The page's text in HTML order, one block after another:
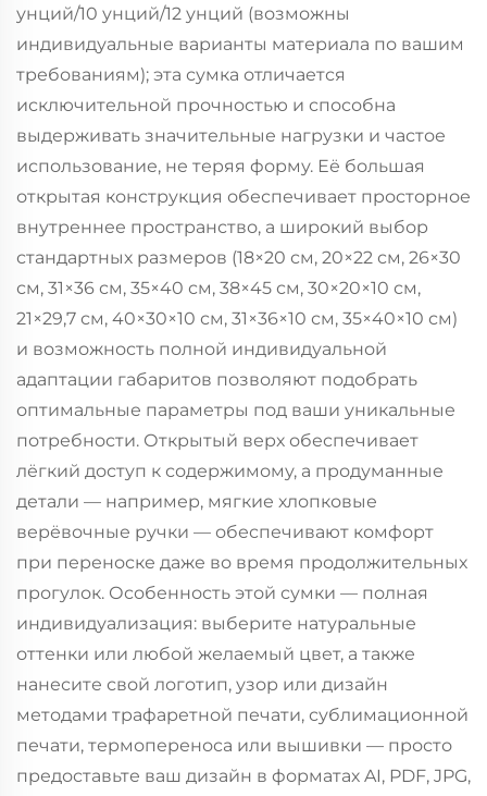
унций/10 унций/12 унций (возможны
индивидуальные варианты материала по вашим
требованиям); эта сумка отличается
исключительной прочностью и способна
выдерживать значительные нагрузки и частое
использование, не теряя форму. Её большая
открытая конструкция обеспечивает просторное
внутреннее пространство, а широкий выбор
стандартных размеров (18×20 см, 20×22 см, 26×30
см, 31×36 см, 35×40 см, 38×45 см, 30×20×10 см,
21×29,7 см, 40×30×10 см, 31×36×10 см, 35×40×10 см)
и возможность полной индивидуальной
адаптации габаритов позволяют подобрать
оптимальные параметры под ваши уникальные
потребности. Открытый верх обеспечивает
лёгкий доступ к содержимому, а продуманные
детали — например, мягкие хлопковые
верёвочные ручки — обеспечивают комфорт
при переноске даже во время продолжительных
прогулок. Особенность этой сумки — полная
индивидуализация: выберите натуральные
оттенки или любой желаемый цвет, а также
нанесите свой логотип, узор или дизайн
методами трафаретной печати, сублимационной
печати, термопереноса или вышивки — просто
предоставьте ваш дизайн в форматах AI, PDF, JPG,